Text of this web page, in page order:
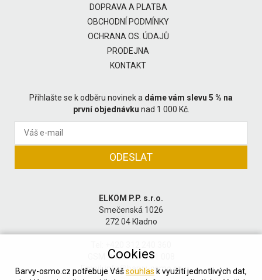
DOPRAVA A PLATBA
OBCHODNÍ PODMÍNKY
OCHRANA OS. ÚDAJŮ
PRODEJNA
KONTAKT
Přihlašte se k odběru novinek a dáme vám slevu 5 % na
první objednávku nad 1 000 Kč.
ELKOM P.P. s.r.o.
Smečenská 1026
272 04 Kladno
GSM: +420 602 201 008
Email:info@barvy-osmo.cz
Cookies
Barvy-osmo.cz potřebuje Vášsouhlas k využití jednotlivých dat,